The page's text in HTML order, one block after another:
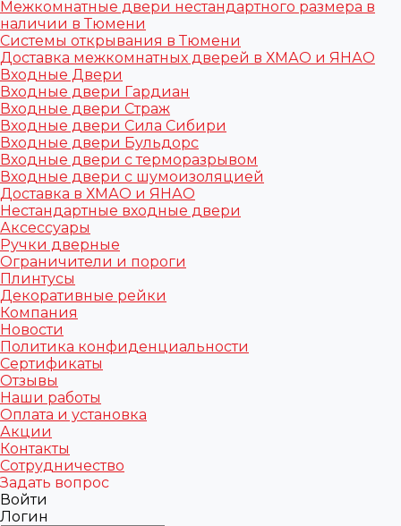
Межкомнатные двери нестандартного размера в
наличии в Тюмени
Системы открывания в Тюмени
Доставка межкомнатных дверей в ХМАО и ЯНАО
Входные Двери
Входные двери Гардиан
Входные двери Страж
Входные двери Сила Сибири
Входные двери Бульдорс
Входные двери с терморазрывом
Входные двери с шумоизоляцией
Доставка в ХМАО и ЯНАО
Нестандартные входные двери
Аксессуары
Ручки дверные
Ограничители и пороги
Плинтусы
Декоративные рейки
Компания
Новости
Политика конфиденциальности
Сертификаты
Отзывы
Наши работы
Оплата и установка
Акции
Контакты
Сотрудничество
Задать вопрос
Войти
Логин